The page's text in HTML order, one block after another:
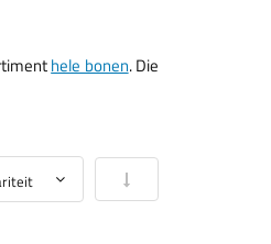
hele bonen. Die
Van laag naar hoog